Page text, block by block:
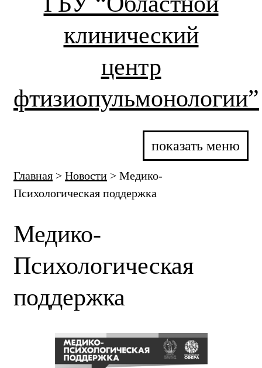
клинический
центр
фтизиопульмонологии”
показать меню
Главная > Новости > Медико-
Психологическая поддержка
Медико-
Психологическая
поддержка